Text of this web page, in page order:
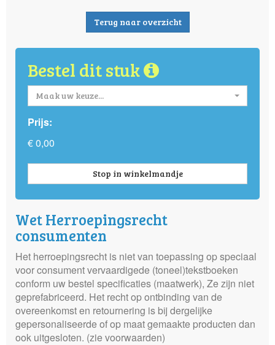
Terug naar overzicht
Bestel dit stuk
Maak uw keuze...
Prijs:
€ 0,00
Stop in winkelmandje
Wet Herroepingsrecht
consumenten
Het herroepingsrecht is niet van toepassing op speciaal
voor consument vervaardigede (toneel)tekstboeken
conform uw bestel specificaties (maatwerk), Ze zijn niet
geprefabriceerd. Het recht op ontbinding van de
overeenkomst en retournering is bij dergelijke
gepersonaliseerde of op maat gemaakte producten dan
ook uitgesloten. (zie voorwaarden)